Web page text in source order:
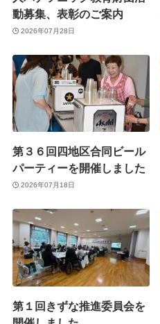
動募集、表彰のご案内
2026年07月28日
第３６回四地区合同ビール
パーティーを開催しました
2026年07月18日
第１回きずな推進委員会を